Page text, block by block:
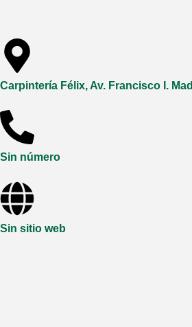
Carpintería Félix, Av. Francisco I.
Sin número
Sin sitio web